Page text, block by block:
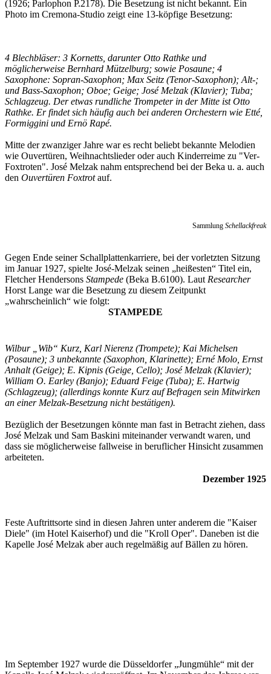
(1926; Parlophon P.2178). Die Besetzung ist nicht bekannt. Ein
Photo im Cremona-Studio zeigt eine 13-köpfige Besetzung:
4 Blechbläser: 3 Kornetts, darunter Otto Rathke und
möglicherweise Bernhard Mützelburg; sowie Posaune; 4
Saxophone: Sopran-Saxophon; Max Seitz (Tenor-Saxophon); Alt-;
und Bass-Saxophon; Oboe; Geige; José Melzak (Klavier); Tuba;
Schlagzeug. Der etwas rundliche Trompeter in der Mitte ist Otto
Rathke. Er findet sich häufig auch bei anderen Orchestern wie Etté,
Formiggini und Ernö Rapé.
Mitte der zwanziger Jahre war es recht beliebt bekannte Melodien
wie Ouvertüren, Weihnachtslieder oder auch Kinderreime zu "Ver-
Foxtroten". José Melzak nahm entsprechend bei der Beka u. a. auch
den Ouvertüren Foxtrotauf.
Sammlung Schellackfreak
Gegen Ende seiner Schallplattenkarriere, bei der vorletzten Sitzung
im Januar 1927, spielte José-Melzak seinen „heißesten“ Titel ein,
Fletcher Hendersons Stampede (Beka B.6100). Laut Researcher
Horst Lange war die Besetzung zu diesem Zeitpunkt
„wahrscheinlich“ wie folgt:
STAMPEDE
Wilbur „Wib“ Kurz, Karl Nierenz (Trompete); Kai Michelsen
(Posaune); 3 unbekannte (Saxophon, Klarinette); Erné Molo, Ernst
Anhalt (Geige); E. Kipnis (Geige, Cello); José Melzak (Klavier);
William O. Earley (Banjo); Eduard Feige (Tuba); E. Hartwig
(Schlagzeug); (allerdings konnte Kurz auf Befragen sein Mitwirken
an einer Melzak-Besetzung nicht bestätigen).
Bezüglich der Besetzungen könnte man fast in Betracht ziehen, dass
José Melzak und Sam Baskini miteinander verwandt waren, und
dass sie möglicherweise fallweise in beruflicher Hinsicht zusammen
arbeiteten.
Dezember 1925
Feste Auftrittsorte sind in diesen Jahren unter anderem die "Kaiser
Diele" (im Hotel Kaiserhof) und die "Kroll Oper". Daneben ist die
Kapelle José Melzak aber auch regelmäßig auf Bällen zu hören.
Im September 1927 wurde die Düsseldorfer „Jungmühle“ mit der